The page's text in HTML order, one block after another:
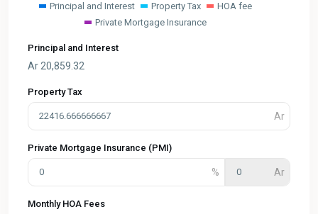
Principal and Interest Property Tax
HOA fee
Private Mortgage Insurance
Principal and Interest
Ar 20,859.32
Property Tax
Private Mortgage Insurance (PMI)
Monthly HOA Fees